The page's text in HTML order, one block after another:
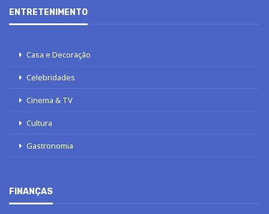
ENTRETENIMENTO
Casa e Decoração
Celebridades
Cinema & TV
Cultura
Gastronomia
FINANÇAS